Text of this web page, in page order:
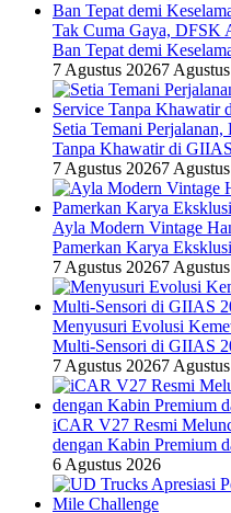
Tak Cuma Gaya, DFSK
Ban Tepat demi
7 Agustus 20267
Setia Temani
Tanpa Khawatir di GIIAS
7 Agustus 20267
Ayla Modern Vintage
Pamerkan Karya
7 Agustus 20267
Menyusuri Evolusi
Multi-Sensori di GIIAS
7 Agustus 20267
iCAR V27 Resmi
dengan Kabin Premium
6 Agustus 2026